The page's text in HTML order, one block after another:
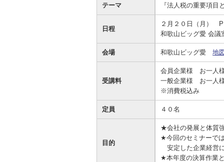
お客さまのさまざまな資金ニーズに応
じたご提案をさせていただきます。
資金の運用に必要な商品、定期預金、
投資信託などをご紹介します。
法人・事業主のお客さまへ情報のご提
供や課題解決のご支援をいたします。
その他各種サービスをご紹介します。
テーマ 『法人税の重要項目
日程
２月２０日（月）
和歌山ビッグ愛 会議
会場 和歌山ビッグ愛 地
受講料
会員企業様 お一人
一般企業様 お一人
※消費税込み
定員 ４０名
目的
★会社の発展と体質
★今回のセミナーで
安定した企業経営
★本年度の決算作業